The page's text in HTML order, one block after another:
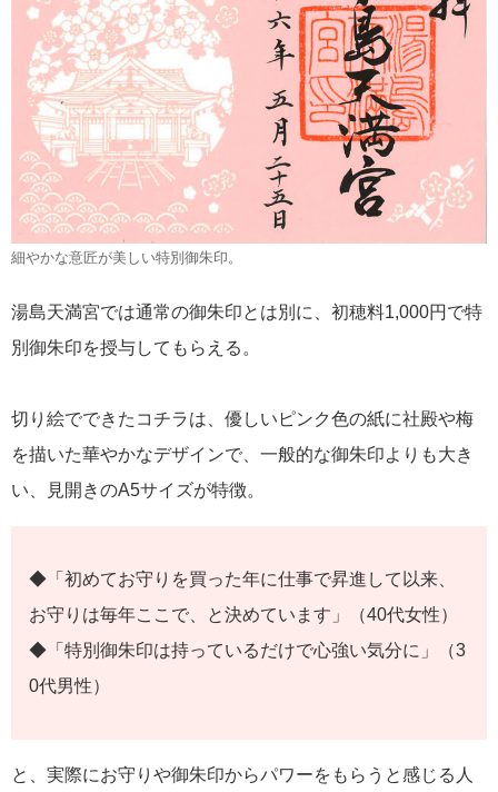
細やかな意匠が美しい特別御朱印。
湯島天満宮では通常の御朱印とは別に、初穂料1,000円で特
別御朱印を授与してもらえる。
切り絵でできたコチラは、優しいピンク色の紙に社殿や梅
を描いた華やかなデザインで、一般的な御朱印よりも大き
い、見開きのA5サイズが特徴。
◆「初めてお守りを買った年に仕事で昇進して以来、
お守りは毎年ここで、と決めています」（40代女性）
◆「特別御朱印は持っているだけで心強い気分に」（3
0代男性）
と、実際にお守りや御朱印からパワーをもらうと感じる人